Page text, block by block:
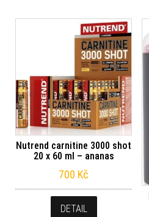
Nutrend carnitine 3000 shot
20 x 60 ml – ananas
700 Kč
DETAIL